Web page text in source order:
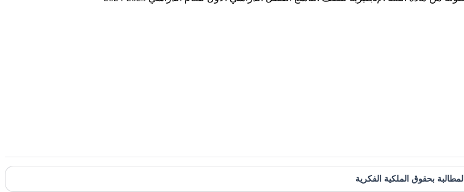
المطالبة بحقوق الملكية الفكرية